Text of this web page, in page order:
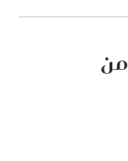
ـ ماسكارا EASY LASH من